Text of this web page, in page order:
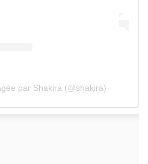
par Shakira (@shakira)